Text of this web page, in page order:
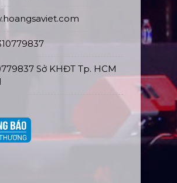
Sở KHĐT Tp. HCM